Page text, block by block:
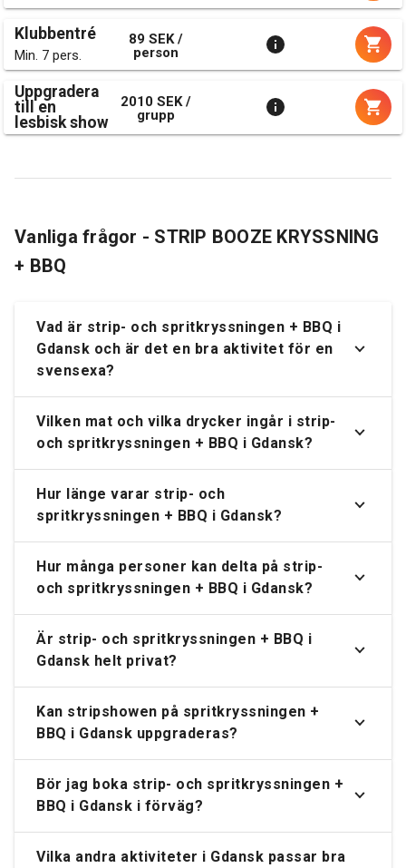
Klubbentré
Min. 7 pers.
89 SEK /
person
Uppgradera
till en
lesbisk show
2010 SEK /
grupp
Vanliga frågor - STRIP BOOZE KRYSSNING
+ BBQ
Vad är strip- och spritkryssningen + BBQ i
Gdansk och är det en bra aktivitet för en
svensexa?
Vilken mat och vilka drycker ingår i strip-
och spritkryssningen + BBQ i Gdansk?
Hur länge varar strip- och
spritkryssningen + BBQ i Gdansk?
Hur många personer kan delta på strip-
och spritkryssningen + BBQ i Gdansk?
Är strip- och spritkryssningen + BBQ i
Gdansk helt privat?
Kan stripshowen på spritkryssningen +
BBQ i Gdansk uppgraderas?
Bör jag boka strip- och spritkryssningen +
BBQ i Gdansk i förväg?
Vilka andra aktiviteter i Gdansk passar bra